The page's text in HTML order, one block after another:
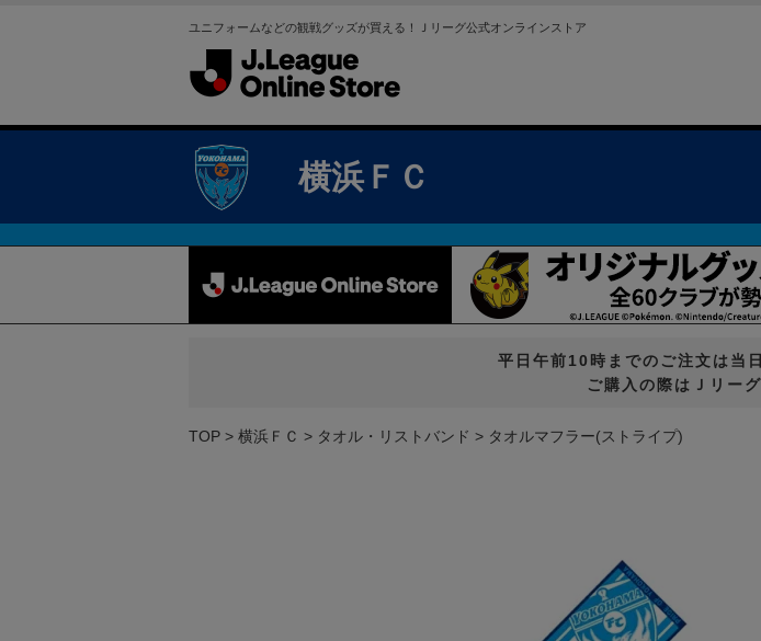
ユニフォームなどの観戦グッズが買える！Ｊリーグ公式オンラインストア
横浜ＦＣ
平日午前10時までのご注文は当
ご購入の際はＪリー
TOP 横浜ＦＣ タオル・リストバンド タオルマフラー(ストライプ)